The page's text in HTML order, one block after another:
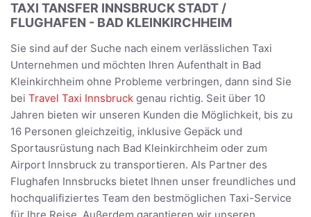
TAXI TANSFER INNSBRUCK STADT /
FLUGHAFEN - BAD KLEINKIRCHHEIM
Sie sind auf der Suche nach einem verlässlichen Taxi
Unternehmen und möchten Ihren Aufenthalt in Bad
Kleinkirchheim ohne Probleme verbringen, dann sind Sie
bei Travel Taxi Innsbruck genau richtig. Seit über 10
Jahren bieten wir unseren Kunden die Möglichkeit, bis zu
16 Personen gleichzeitig, inklusive Gepäck und
Sportausrüstung nach Bad Kleinkirchheim oder zum
Airport Innsbruck zu transportieren. Als Partner des
Flughafen Innsbrucks bietet Ihnen unser freundliches und
hochqualifiziertes Team den bestmöglichen Taxi-Service